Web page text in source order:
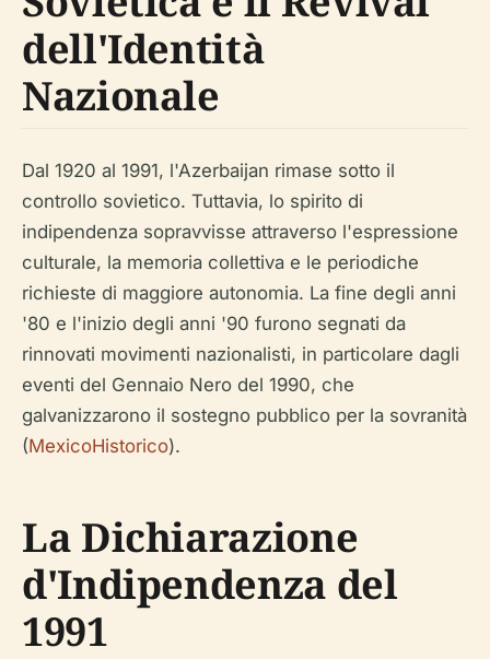
dell'Identità
Nazionale
Dal 1920 al 1991, l'Azerbaijan rimase sotto il
controllo sovietico. Tuttavia, lo spirito di
indipendenza sopravvisse attraverso l'espressione
culturale, la memoria collettiva e le periodiche
richieste di maggiore autonomia. La fine degli anni
'80 e l'inizio degli anni '90 furono segnati da
rinnovati movimenti nazionalisti, in particolare dagli
eventi del Gennaio Nero del 1990, che
galvanizzarono il sostegno pubblico per la sovranità
(MexicoHistorico).
La Dichiarazione
d'Indipendenza del
1991